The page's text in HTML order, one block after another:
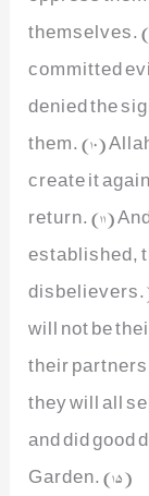
themselves.
committed
denied the
them. (10)
create it
return. (11)
established,
will not be
their
they will all
and did good
Garden. (15)